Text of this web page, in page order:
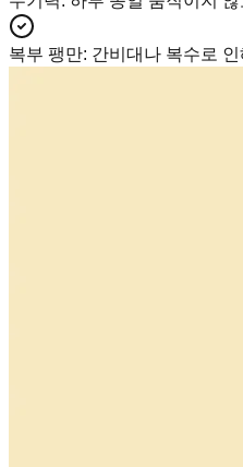
복부 팽만: 간비대나 복수로